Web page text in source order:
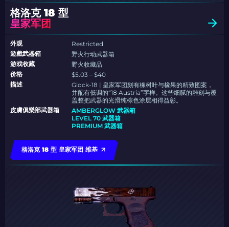
格洛克 18 型
皇家军团
外观
Restricted
遊戲武器箱
野火行动武器箱
游戏收藏
野火收藏品
价格
$5.03 – $40
描述
Glock-18 | 皇家军团刻有橡树叶与橡果的精致图案，
并配有低调的“18 Austria”字样。这些细腻的雕刻与覆
盖整把武器的光滑纯棕色涂层相得益彰。
皮膚俱樂部武器箱
AMBERGLOW 武器箱
LEVEL 70 武器箱
PREMIUM 武器箱
格洛克 18 型 皇家军团 维基